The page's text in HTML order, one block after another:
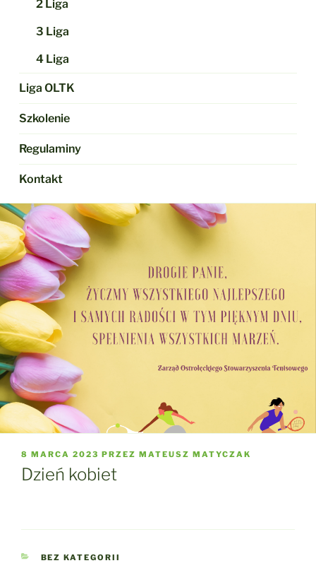
2 Liga
3 Liga
4 Liga
Liga OLTK
Szkolenie
Regulaminy
Kontakt
OPUBLIKOWANE
W
8 MARCA 2023 PRZEZ MATEUSZ MATYCZAK
Dzień kobiet
KATEGORIE
BEZ KATEGORII